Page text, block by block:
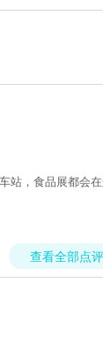
，食品展都
查看全部点评